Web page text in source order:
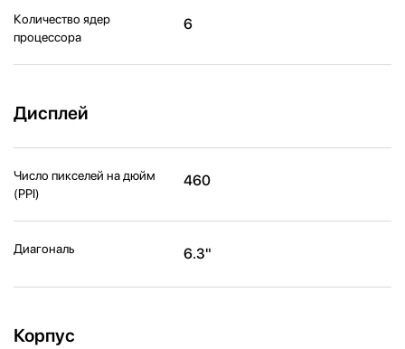
Количество ядер
процессора
6
Дисплей
Число пикселей на дюйм
(PPI)
460
Диагональ 6.3"
Корпус